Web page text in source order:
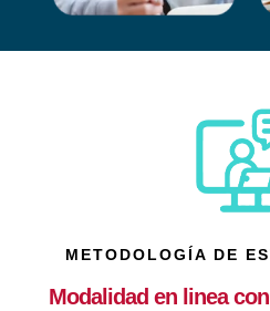
METODOLOGÍA DE
Modalidad en linea